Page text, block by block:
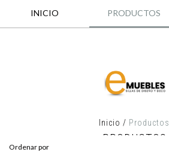
INICIO PRODUCTOS
Inicio / Productos
PRODUCTOS
Ordenar por